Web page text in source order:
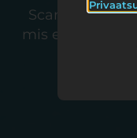
Scander
mis ette satub.